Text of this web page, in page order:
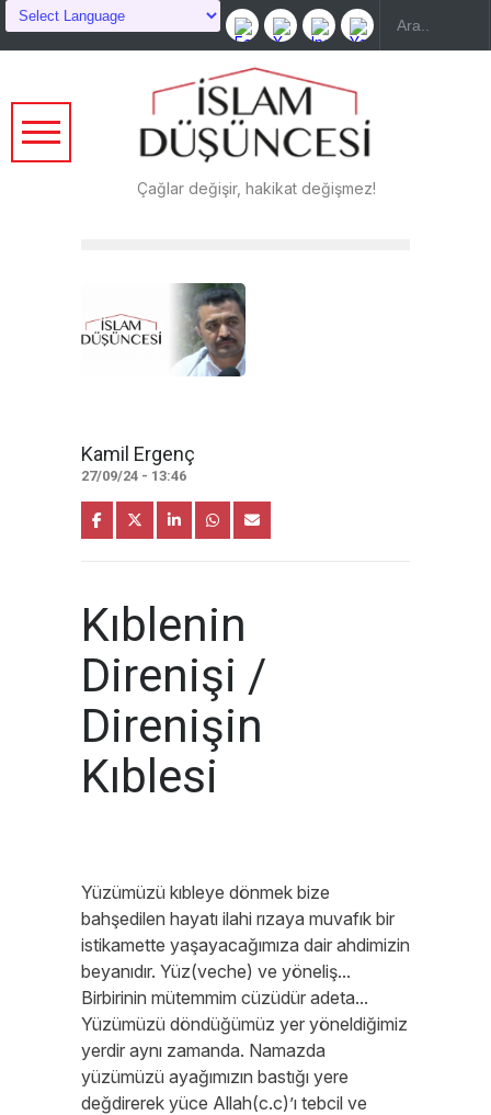
Çağlar değişir, hakikat değişmez!
Kamil Ergenç
27/09/24 - 13:46
Kıblenin
Direnişi /
Direnişin
Kıblesi
Yüzümüzü kıbleye dönmek bize
bahşedilen hayatı ilahi rızaya muvafık bir
istikamette yaşayacağımıza dair ahdimizin
beyanıdır. Yüz(veche) ve yöneliş...
Birbirinin mütemmim cüzüdür adeta...
Yüzümüzü döndüğümüz yer yöneldiğimiz
yerdir aynı zamanda. Namazda
yüzümüzü ayağımızın bastığı yere
değdirerek yüce Allah(c.c)’ı tebcil ve